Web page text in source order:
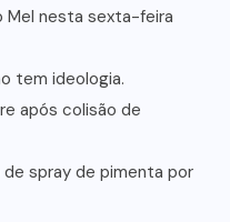
Mel nesta sexta-feira
tem ideologia.
após colisão de
spray de pimenta por